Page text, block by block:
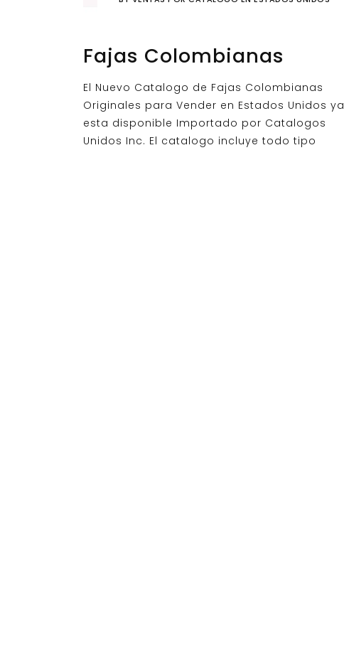
Fajas Colombianas
El Nuevo Catalogo de Fajas Colombianas
Originales para Vender en Estados Unidos ya
esta disponible Importado por Catalogos
Unidos Inc. El catalogo incluye todo tipo